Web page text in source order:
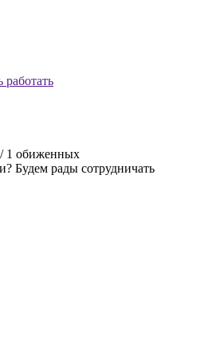
работать
1 обиженных
Будем рады сотрудничать